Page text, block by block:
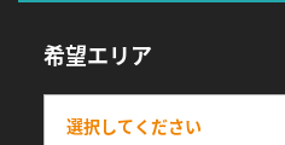
希望エリア